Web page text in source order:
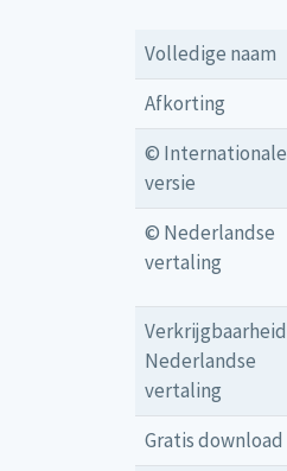
Volledige naam
Afkorting
© Internationale
versie
© Nederlandse
vertaling
Verkrijgbaarheid
Nederlandse
vertaling
Gratis download